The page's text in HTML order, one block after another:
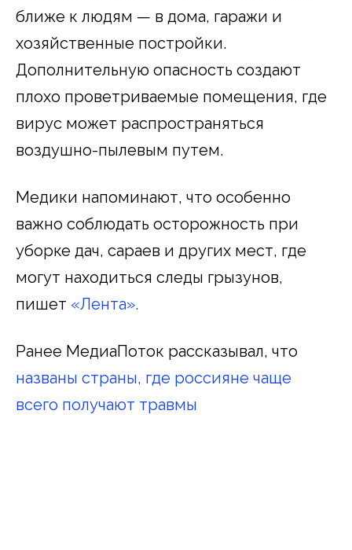
ближе к людям — в дома, гаражи и
хозяйственные постройки.
Дополнительную опасность создают
плохо проветриваемые помещения, где
вирус может распространяться
воздушно-пылевым путем.
Медики напоминают, что особенно
важно соблюдать осторожность при
уборке дач, сараев и других мест, где
могут находиться следы грызунов,
пишет «Лента».
Ранее МедиаПоток рассказывал, что
названы страны, где россияне чаще
всего получают травмы